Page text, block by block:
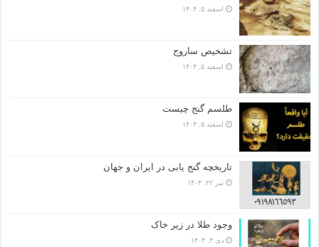
اسفند ۵, ۱۴۰۴
تشخیص ساروج
اسفند ۵, ۱۴۰۴
طلسم گنج چیست
اسفند ۵, ۱۴۰۴
تاریخچه گنج‌ یابی در ایران و جهان
تیر ۲۲, ۱۴۰۴
وجود طلا در زیر خاک
دی ۴, ۱۴۰۳